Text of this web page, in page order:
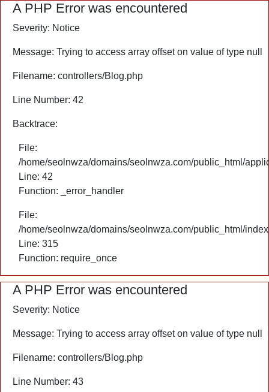
A PHP Error was encountered
Severity: Notice
Message: Trying to access array offset on value of type null
Filename: controllers/Blog.php
Line Number: 42
Backtrace:
File:
/home/seolnwza/domains/seolnwza.com/public_html/
Line: 42
Function: _error_handler
File:
/home/seolnwza/domains/seolnwza.com/public_html/
Line: 315
Function: require_once
A PHP Error was encountered
Severity: Notice
Message: Trying to access array offset on value of type null
Filename: controllers/Blog.php
Line Number: 43